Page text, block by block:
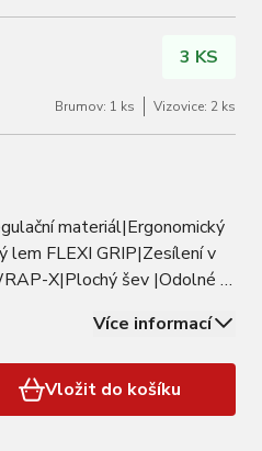
3 KS
Brumov: 1 ks Vizovice: 2 ks
materiál|Ergonomický
lem FLEXI GRIP|Zesílení v
X|Plochý šev |Odolné a
|TERRY měkký textil
Více informací
Vložit do košíku